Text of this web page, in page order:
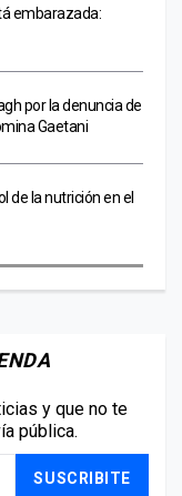
embarazada:
por la denuncia de
Gaetani
de la nutrición en el
y que no te
pública.
SUSCRIBITE